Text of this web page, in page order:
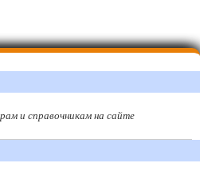
и справочникам на сайте